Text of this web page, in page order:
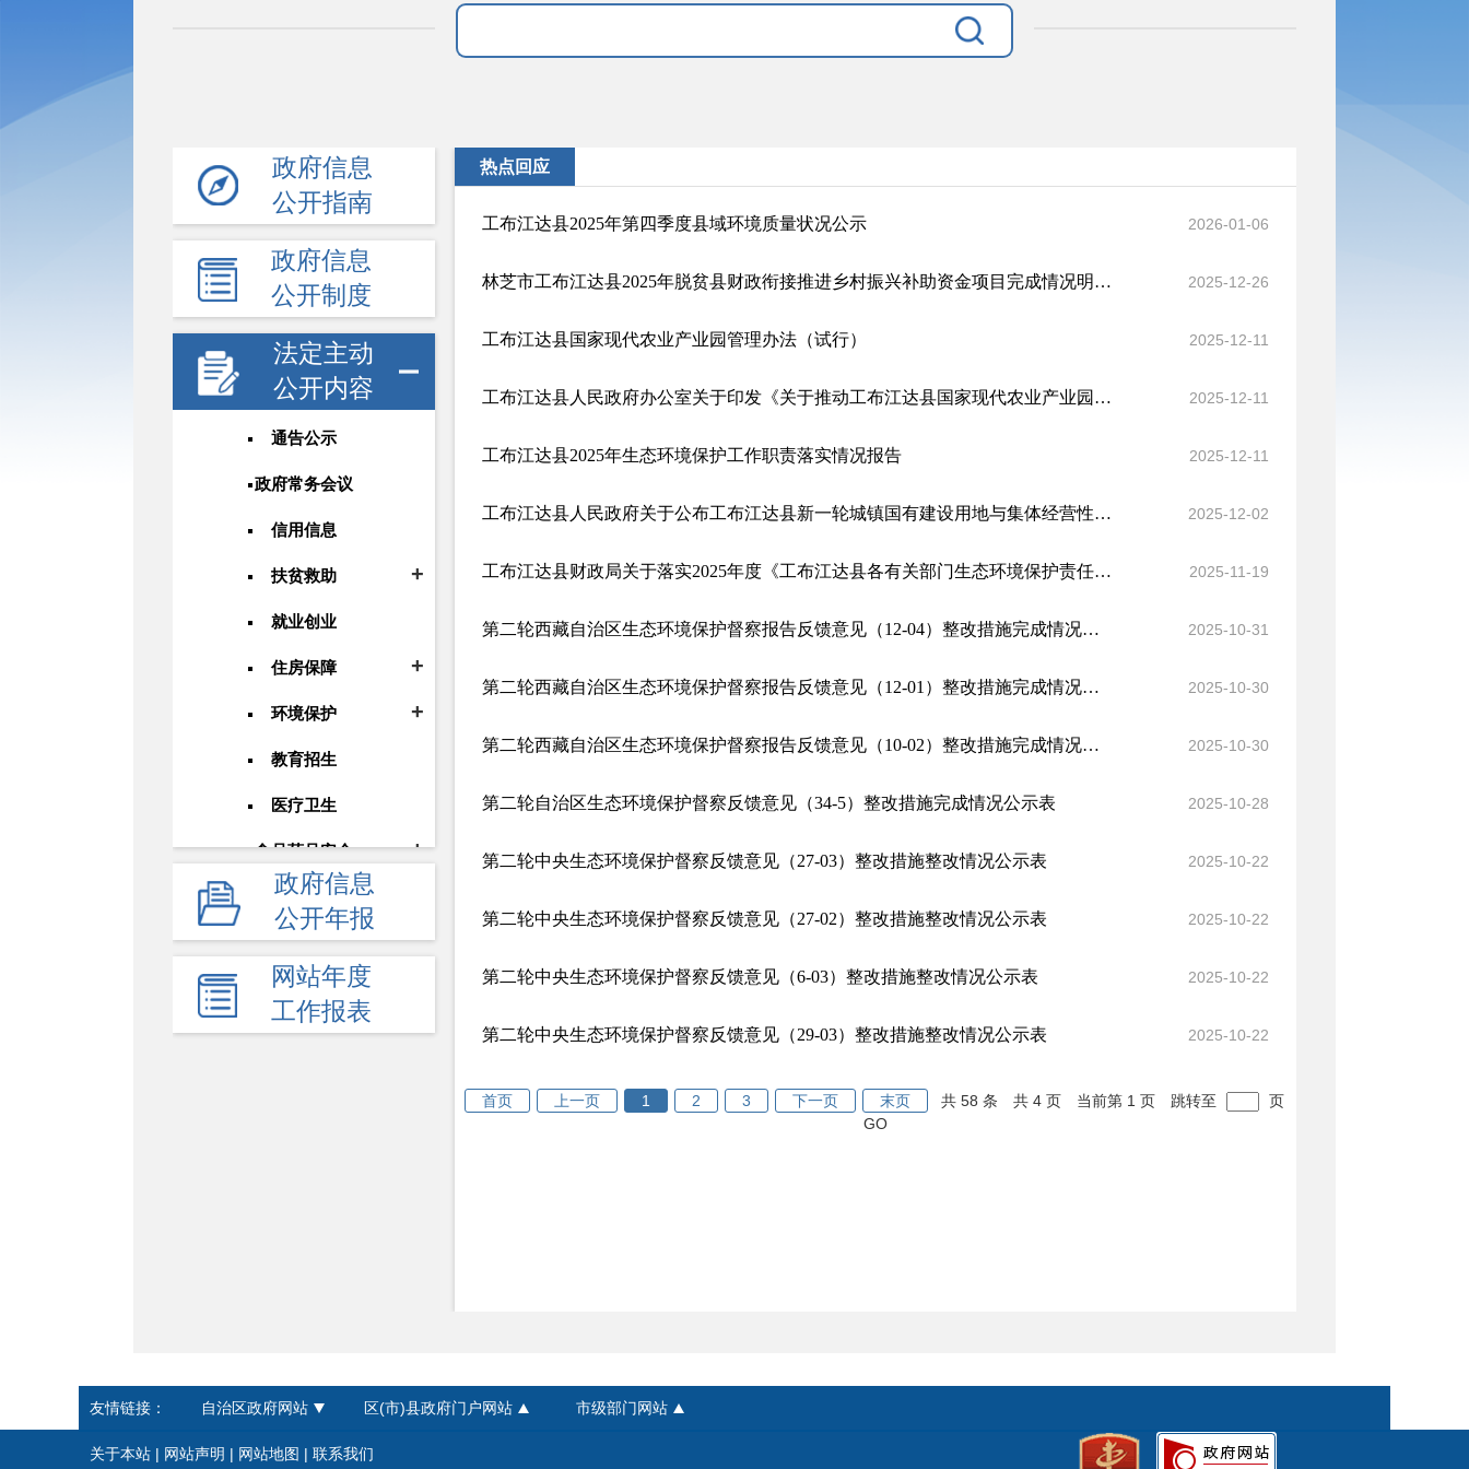
政府信息
公开指南
政府信息
公开制度
法定主动
公开内容
通告公示
政府常务会议
信用信息
扶贫救助
就业创业
住房保障
环境保护
教育招生
医疗卫生
食品药品安全
安全生产
价格和收费
新闻发布会
热点回应
财政资金
行政事业性收费
政府信息
公开年报
网站年度
工作报表
热点回应
工布江达县2025年第四季度县域环境质量状况公示 2026-01-06
林芝市工布江达县2025年脱贫县财政衔接推进乡村振兴补助资金项目完成情况明细表 2025-12-26
工布江达县国家现代农业产业园管理办法（试行） 2025-12-11
工布江达县人民政府办公室关于印发《关于推动工布江达县国家现代农业产业园入驻企业高质量发展的实施方案》的通知 2025-12-11
工布江达县2025年生态环境保护工作职责落实情况报告 2025-12-11
工布江达县人民政府关于公布工布江达县新一轮城镇国有建设用地与集体经营性建设用地土地级别与基准地价更新成果的公告 2025-12-02
工布江达县财政局关于落实2025年度《工布江达县各有关部门生态环境保护责任清单》的工作开展情况 2025-11-19
第二轮西藏自治区生态环境保护督察报告反馈意见（12-04）整改措施完成情况公示表 2025-10-31
第二轮西藏自治区生态环境保护督察报告反馈意见（12-01）整改措施完成情况公示表 2025-10-30
第二轮西藏自治区生态环境保护督察报告反馈意见（10-02）整改措施完成情况公示表 2025-10-30
第二轮自治区生态环境保护督察反馈意见（34-5）整改措施完成情况公示表 2025-10-28
第二轮中央生态环境保护督察反馈意见（27-03）整改措施整改情况公示表 2025-10-22
第二轮中央生态环境保护督察反馈意见（27-02）整改措施整改情况公示表 2025-10-22
第二轮中央生态环境保护督察反馈意见（6-03）整改措施整改情况公示表 2025-10-22
第二轮中央生态环境保护督察反馈意见（29-03）整改措施整改情况公示表 2025-10-22
首页 上一页 1 2 3 下一页 末页 共 58 条 共 4 页 当前第 1 页 跳转至
页
GO
友情链接： 自治区政府网站 区(市)县政府门户网站 市级部门网站
关于本站 | 网站声明 | 网站地图 | 联系我们